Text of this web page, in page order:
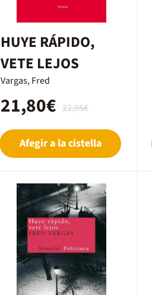
HUYE RÁPIDO,
VETE LEJOS
Vargas, Fred
22,95€
21,80€
Afegir a la cistella